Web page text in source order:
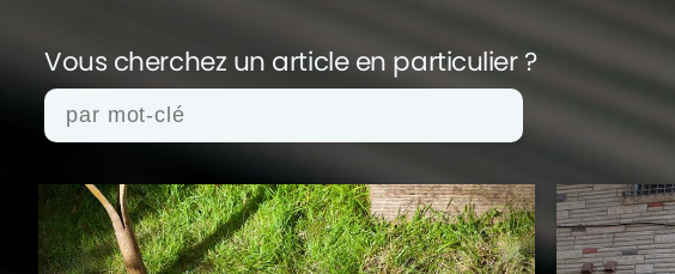
Vous cherchez un article en particulier ?
actualités architecture archives conseils
déco
finance
gouvernement infographie insolite
métier